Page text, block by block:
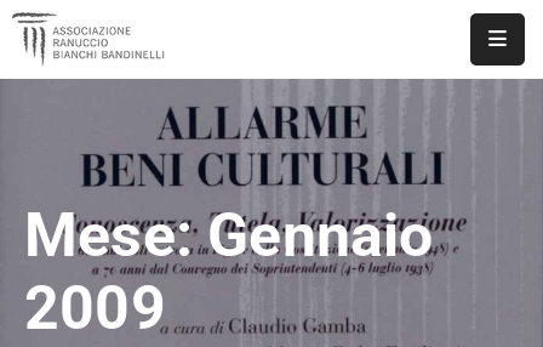
NOTIZIE
DOCUMENTI
PUBBLICAZIONI
Mese:Gennaio
2009